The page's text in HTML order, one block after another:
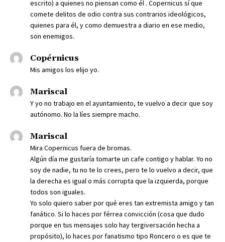
escrito) a quienes no piensan como él . Copernicus sí que
comete delitos de odio contra sus contrarios ideológicos,
quienes para él, y como demuestra a diario en ese medio,
son enemigos.
Copérnicus
Mis amigos los elijo yo.
Mariscal
Y yo no trabajo en el ayuntamiento, te vuelvo a decir que soy
autónomo. No la líes siempre macho.
Mariscal
Mira Copernicus fuera de bromas.
Algún día me gustaría tomarte un cafe contigo y hablar. Yo no
soy de nadie, tu no te lo crees, pero te lo vuelvo a decir, que
la derecha es igual o más corrupta que la izquierda, porque
todos son iguales.
Yo solo quiero saber por qué eres tan extremista amigo y tan
fanático. Si lo haces por férrea convicción (cosa que dudo
porque en tus mensajes solo hay tergiversación hecha a
propósito), lo haces por fanatismo tipo Roncero o es que te